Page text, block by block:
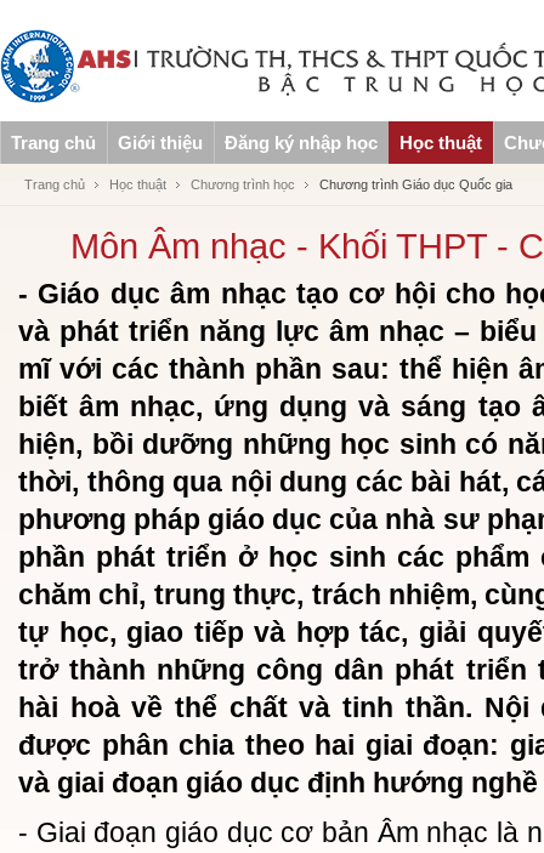
Trang chủ Giới thiệu Đăng ký nhập học Học thuật
Trang chủ Học thuật Chương trình học Chương trình Giáo dục Quốc gia
Môn Âm nhạc - Khối THPT -
- Giáo dục âm nhạc tạo cơ hội cho
và phát triển năng lực âm nhạc –
mĩ với các thành phần sau: thể hiện
biết âm nhạc, ứng dụng và sáng tạo
hiện, bồi dưỡng những học sinh có
thời, thông qua nội dung các bài hát,
phương pháp giáo dục của nhà sư
phần phát triển ở học sinh các
chăm chỉ, trung thực, trách nhiệm,
tự học, giao tiếp và hợp tác, giải
trở thành những công dân phát triển
hài hoà về thể chất và tinh thần. Nội
được phân chia theo hai giai đoạn:
và giai đoạn giáo dục định hướng
- Giai đoạn giáo dục cơ bản Âm nhạc là